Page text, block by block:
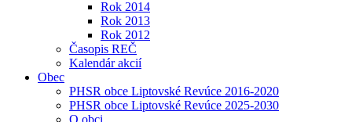
Rok 2014
Rok 2013
Rok 2012
Časopis REČ
Kalendár akcií
Obec
PHSR obce Liptovské Revúce 2016-2020
PHSR obce Liptovské Revúce 2025-2030
O obci